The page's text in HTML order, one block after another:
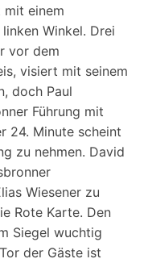
mit einem
Winkel. Drei
vor dem
visiert mit seinem
doch Paul
Führung mit
24. Minute scheint
zu nehmen. David
Wiesener zu
Rote Karte. Den
Siegel wuchtig
der Gäste ist